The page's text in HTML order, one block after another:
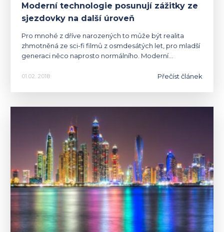
Moderní technologie posunují zážitky ze
sjezdovky na další úroveň
Pro mnohé z dříve narozených to může být realita
zhmotněná ze sci-fi filmů z osmdesátých let, pro mladší
generaci něco naprosto normálního. Moderní…
01.02. 2018 Přečíst článek